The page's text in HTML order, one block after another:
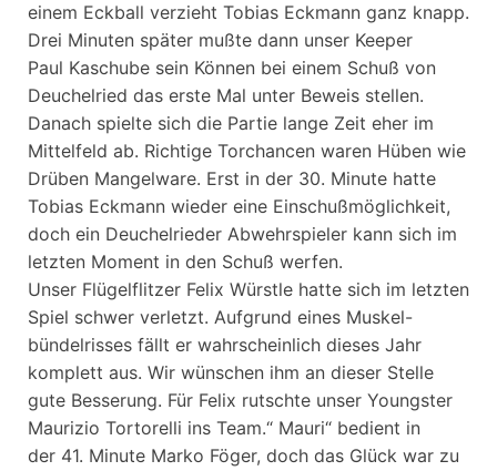
einem Eckball verzieht Tobias Eckmann ganz knapp.
Drei Minuten später mußte dann unser Keeper
Paul Kaschube sein Können bei einem Schuß von
Deuchelried das erste Mal unter Beweis stellen.
Danach spielte sich die Partie lange Zeit eher im
Mittelfeld ab. Richtige Torchancen waren Hüben wie
Drüben Mangelware. Erst in der 30. Minute hatte
Tobias Eckmann wieder eine Einschußmöglichkeit,
doch ein Deuchelrieder Abwehrspieler kann sich im
letzten Moment in den Schuß werfen.
Unser Flügelflitzer Felix Würstle hatte sich im letzten
Spiel schwer verletzt. Aufgrund eines Muskel-
bündelrisses fällt er wahrscheinlich dieses Jahr
komplett aus. Wir wünschen ihm an dieser Stelle
gute Besserung. Für Felix rutschte unser Youngster
Maurizio Tortorelli ins Team.“ Mauri“ bedient in
der 41. Minute Marko Föger, doch das Glück war zu